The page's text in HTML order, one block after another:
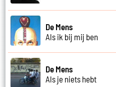
De Mens
Als ik bij mij ben
De Mens
Als je niets hebt